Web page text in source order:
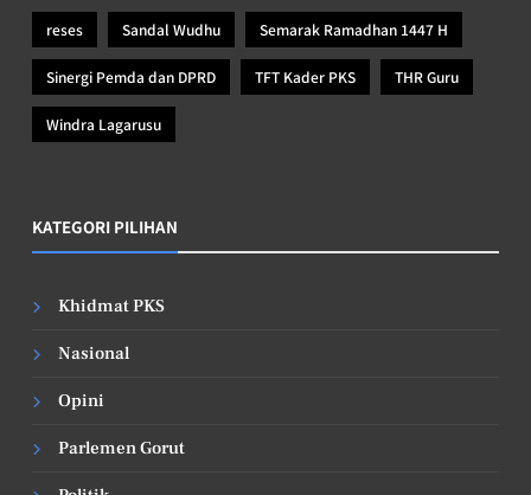
reses Sandal Wudhu Semarak Ramadhan 1447 H
Sinergi Pemda dan DPRD TFT Kader PKS THR Guru
Windra Lagarusu
KATEGORI PILIHAN
Khidmat PKS
Nasional
Opini
Parlemen Gorut